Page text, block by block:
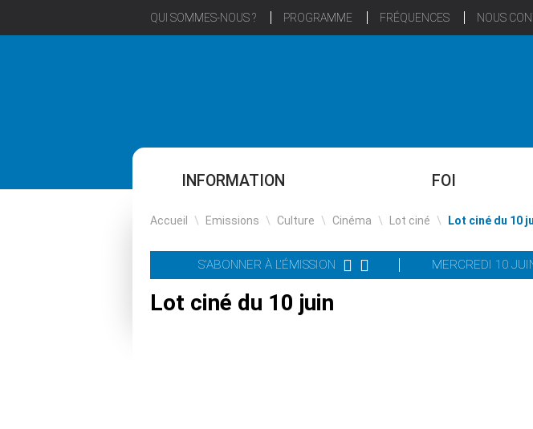
QUI SOMMES-NOUS ? PROGRAMME FRÉQUENCES NOUS
INFORMATION FOI
Accueil \ Emissions \ Culture \ Cinéma \ Lot ciné \ Lot ciné du 10
S'ABONNER À L'ÉMISSION MERCREDI 10
Lot ciné du 10 juin